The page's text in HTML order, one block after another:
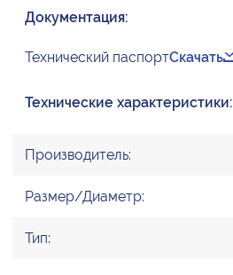
Документация:
Технический паспортСкачать
Технические характеристики:
Производитель:
Размер/Диаметр:
Тип: